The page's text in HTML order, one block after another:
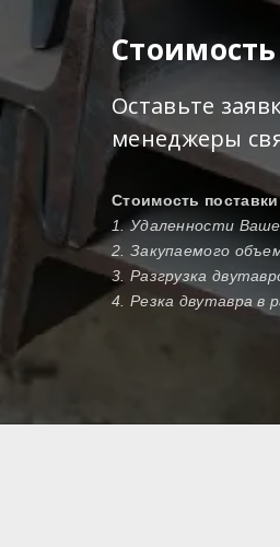
Оставьте
менеджеры
Стоимость
1. Удаленности
2. Закупаемого
3. Разгрузка
4. Резка двутавра в